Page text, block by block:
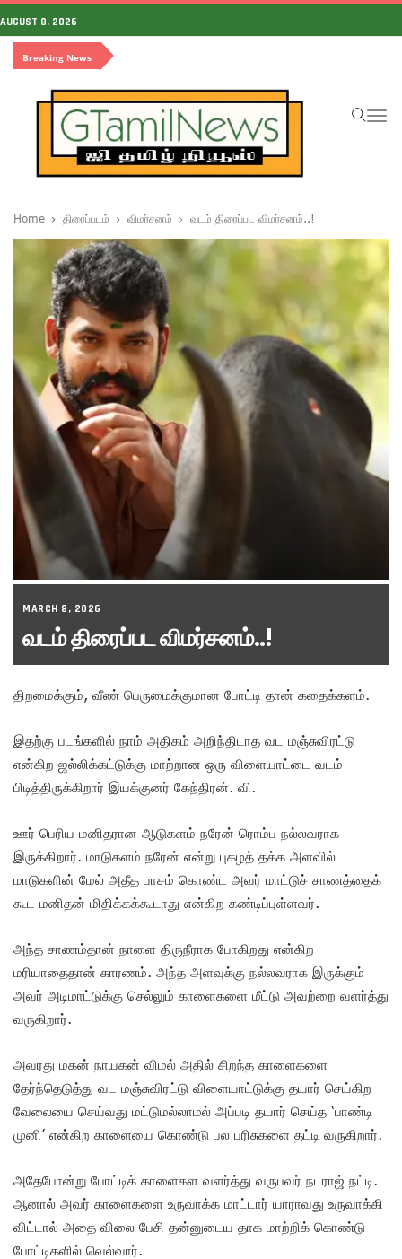
AUGUST 8, 2026
Breaking News
Home திரைப்படம் விமர்சனம் வடம் திரைப்பட விமர்சனம்..!
MARCH 8, 2026
வடம் திரைப்பட விமர்சனம்..!
திறமைக்கும், வீண் பெருமைக்குமான போட்டி தான் கதைக்களம்.
இதற்கு படங்களில் நாம் அதிகம் அறிந்திடாத வட மஞ்சுவிரட்டு
என்கிற ஜல்லிக்கட்டுக்கு மாற்றான ஒரு விளையாட்டை வடம்
பிடித்திருக்கிறார் இயக்குனர் கேந்திரன். வி.
ஊர் பெரிய மனிதரான ஆடுகளம் நரேன் ரொம்ப நல்லவராக
இருக்கிறார். மாடுகளம் நரேன் என்று புகழத் தக்க அளவில்
மாடுகளின் மேல் அதீத பாசம் கொண்ட அவர் மாட்டுச் சாணத்தைக்
கூட மனிதன் மிதிக்கக்கூடாது என்கிற கண்டிப்புள்ளவர்.
அந்த சாணம்தான் நாளை திருநீராக போகிறது என்கிற
மரியாதைதான் காரணம். அந்த அளவுக்கு நல்லவராக இருக்கும்
அவர் அடிமாட்டுக்கு செல்லும் காளைகளை மீட்டு அவற்றை வளர்த்து
வருகிறார்.
அவரது மகன் நாயகன் விமல் அதில் சிறந்த காளைகளை
தேர்ந்தெடுத்து வட மஞ்சுவிரட்டு விளையாட்டுக்கு தயார் செய்கிற
வேலையை செய்வது மட்டுமல்லாமல் அப்படி தயார் செய்த ‘பாண்டி
முனி’ என்கிற காளையை கொண்டு பல பரிசுகளை தட்டி வருகிறார்.
அதேபோன்று போட்டிக் காளைகள வளர்த்து வருபவர் நடராஜ் நட்டி.
ஆனால் அவர் காளைகளை உருவாக்க மாட்டார் யாராவது உருவாக்கி
விட்டால் அதை விலை பேசி தன்னுடைய தாக மாற்றிக் கொண்டு
போட்டிகளில் வெல்வார்.